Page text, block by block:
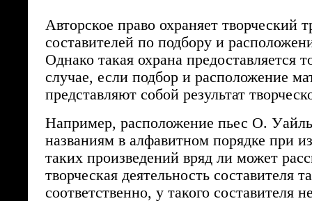
Авторское право охраняет творческий
составителей по подбору и
Однако такая охрана предоставляется
случае, если подбор и расположение
представляют собой результат
Например, расположение пьес О.
названиям в алфавитном порядке при
таких произведений вряд ли может
творческая деятельность составителя
соответственно, у такого составителя